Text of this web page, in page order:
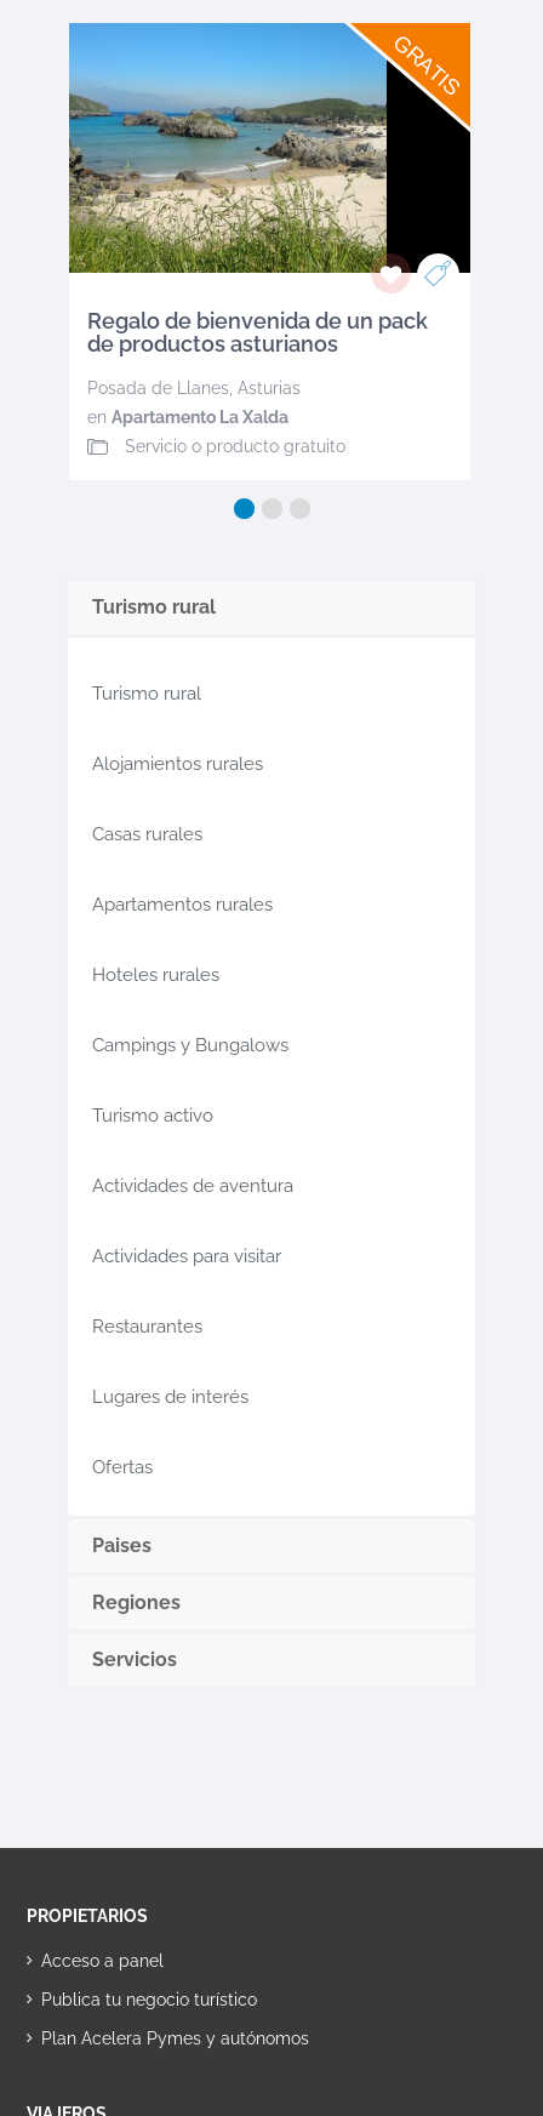
GRATIS
Regalo de bienvenida de un pack
de productos asturianos
Posada de Llanes, Asturias
en Apartamento La Xalda
Servicio o producto gratuito
Turismo rural
Turismo rural
Alojamientos rurales
Casas rurales
Apartamentos rurales
Hoteles rurales
Campings y Bungalows
Turismo activo
Actividades de aventura
Actividades para visitar
Restaurantes
Lugares de interés
Ofertas
Paises
Regiones
Servicios
PROPIETARIOS
Acceso a panel
Publica tu negocio turístico
Plan Acelera Pymes y autónomos